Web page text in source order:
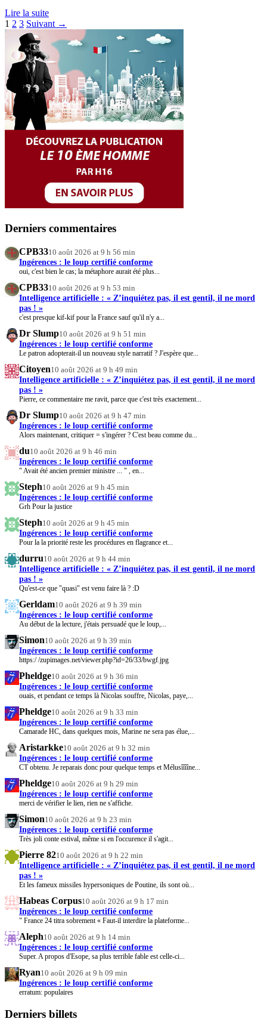
Lire la suite
Pagination
des
publications
1 2 3 Suivant →
Derniers commentaires
CPB3310 août 2026 at 9 h 56 min
Ingérences : le loup certifié conforme
oui, c'est bien le cas; la métaphore aurait été plus...
CPB3310 août 2026 at 9 h 53 min
Intelligence artificielle : « Z’inquiétez pas, il est gentil, il ne mord
pas ! »
c'est presque kif-kif pour la France sauf qu'il n'y a...
Dr Slump10 août 2026 at 9 h 51 min
Ingérences : le loup certifié conforme
Le patron adopterait-il un nouveau style narratif ? J'espère que...
Citoyen10 août 2026 at 9 h 49 min
Intelligence artificielle : « Z’inquiétez pas, il est gentil, il ne mord
pas ! »
Pierre, ce commentaire me ravit, parce que c'est très exactement...
Dr Slump10 août 2026 at 9 h 47 min
Ingérences : le loup certifié conforme
Alors maintenant, critiquer = s'ingérer ? C'est beau comme du...
du10 août 2026 at 9 h 46 min
Ingérences : le loup certifié conforme
" Avait été ancien premier ministre ... " , en...
Steph10 août 2026 at 9 h 45 min
Ingérences : le loup certifié conforme
Grh Pour la justice
Steph10 août 2026 at 9 h 45 min
Ingérences : le loup certifié conforme
Pour la la priorité reste les procédures en flagrance et...
durru10 août 2026 at 9 h 44 min
Intelligence artificielle : « Z’inquiétez pas, il est gentil, il ne mord
pas ! »
Qu'est-ce que "quasi" est venu faire là ? :D
Gerldam10 août 2026 at 9 h 39 min
Ingérences : le loup certifié conforme
Au début de la lecture, j'étais persuadé que le loup,...
Simon10 août 2026 at 9 h 39 min
Ingérences : le loup certifié conforme
https:/ /zupimages.net/viewer.php?id=26/33/bwgf.jpg
Pheldge10 août 2026 at 9 h 36 min
Ingérences : le loup certifié conforme
ouais, et pendant ce temps là Nicolas souffre, Nicolas, paye,...
Pheldge10 août 2026 at 9 h 33 min
Ingérences : le loup certifié conforme
Camarade HC, dans quelques mois, Marine ne sera pas élue,...
Aristarkke10 août 2026 at 9 h 32 min
Ingérences : le loup certifié conforme
CT obtenu. Je reparais donc pour quelque temps et Mélusîîîîne...
Pheldge10 août 2026 at 9 h 29 min
Ingérences : le loup certifié conforme
merci de vérifier le lien, rien ne s'affiche.
Simon10 août 2026 at 9 h 23 min
Ingérences : le loup certifié conforme
Très joli conte estival, même si en l'occurence il s'agit...
Pierre 8210 août 2026 at 9 h 22 min
Intelligence artificielle : « Z’inquiétez pas, il est gentil, il ne mord
pas ! »
Et les fameux missiles hypersoniques de Poutine, ils sont où...
Habeas Corpus10 août 2026 at 9 h 17 min
Ingérences : le loup certifié conforme
" France 24 titra sobrement « Faut-il interdire la plateforme...
Aleph10 août 2026 at 9 h 14 min
Ingérences : le loup certifié conforme
Super. A propos d'Esope, sa plus terrible fable est celle-ci...
Ryan10 août 2026 at 9 h 09 min
Ingérences : le loup certifié conforme
erratum: populaires
Derniers billets